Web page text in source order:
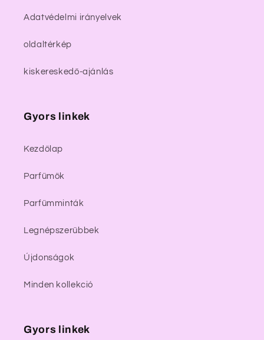
Adatvédelmi irányelvek
oldaltérkép
kiskereskedő-ajánlás
Gyors linkek
Kezdőlap
Parfümök
Parfümminták
Legnépszerűbbek
Újdonságok
Minden kollekció
Gyors linkek